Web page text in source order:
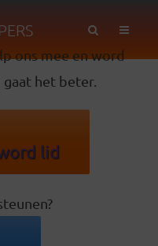
ons mee en word
het beter.
lid